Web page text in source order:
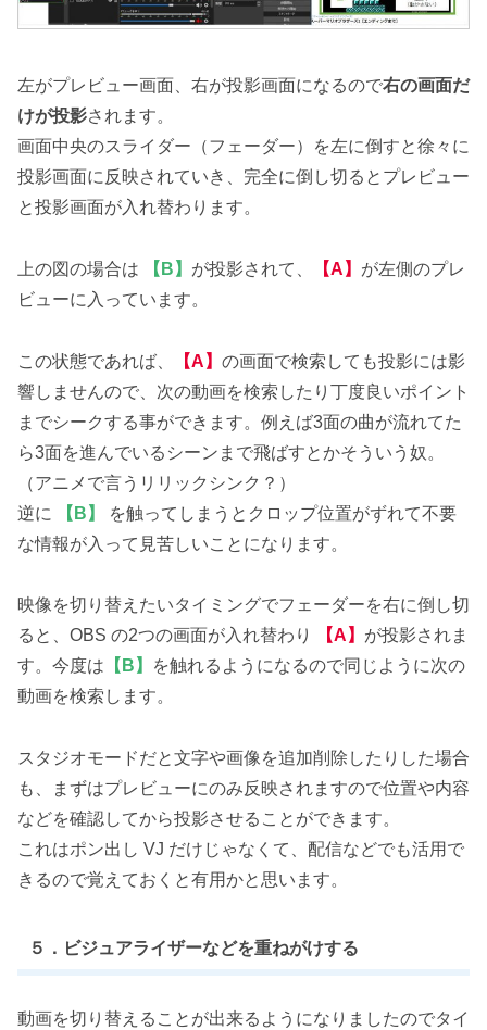
左がプレビュー画面、右が投影画面になるので右の画面だ
けが投影されます。
画面中央のスライダー（フェーダー）を左に倒すと徐々に
投影画面に反映されていき、完全に倒し切るとプレビュー
と投影画面が入れ替わります。
上の図の場合は 【B】 が投影されて、 【A】 が左側のプレ
ビューに入っています。
この状態であれば、 【A】 の画面で検索しても投影には影
響しませんので、次の動画を検索したり丁度良いポイント
までシークする事ができます。例えば3面の曲が流れてた
ら3面を進んでいるシーンまで飛ばすとかそういう奴。
（アニメで言うリリックシンク？）
逆に
【B】
を触ってしまうとクロップ位置がずれて不要
な情報が入って見苦しいことになります。
映像を切り替えたいタイミングでフェーダーを右に倒し切
ると、OBS の2つの画面が入れ替わり
【A】 が投影されま
す。今度は 【B】
を触れるようになるので同じように次の
動画を検索します。
スタジオモードだと文字や画像を追加削除したりした場合
も、まずはプレビューにのみ反映されますので位置や内容
などを確認してから投影させることができます。
これはポン出し VJ だけじゃなくて、配信などでも活用で
きるので覚えておくと有用かと思います。
５．ビジュアライザーなどを重ねがけする
動画を切り替えることが出来るようになりましたのでタイ